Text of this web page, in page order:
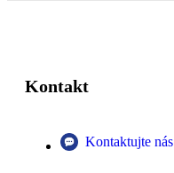
Kontakt
Kontaktujte nás